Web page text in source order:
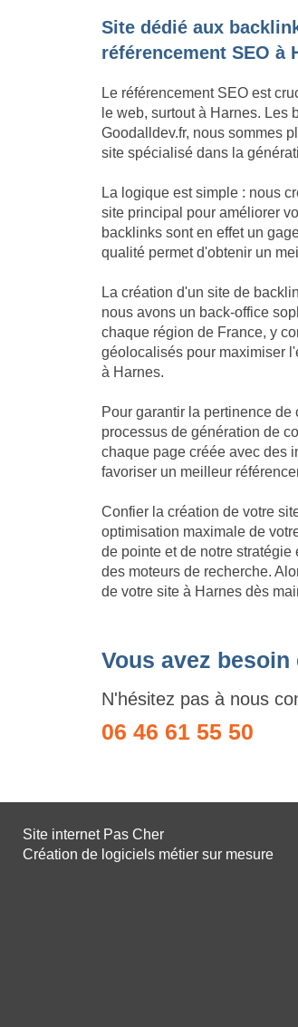
Site dédié aux
référencement SEO à
Le référencement SEO est
le web, surtout à Harnes. Les
Goodalldev.fr, nous sommes
site spécialisé dans la
La logique est simple : nous
site principal pour améliorer
backlinks sont en effet un
qualité permet d'obtenir un
La création d'un site de
nous avons un back-office
chaque région de France, y
géolocalisés pour maximiser
à Harnes.
Pour garantir la pertinence
processus de génération de
chaque page créée avec des
favoriser un meilleur
Confier la création de votre
optimisation maximale de
de pointe et de notre
des moteurs de recherche.
de votre site à Harnes dès
Vous avez
N'hésitez pas à nous
06 46 61 55 50
Site internet Pas Cher
Création de logiciels métier sur mesure